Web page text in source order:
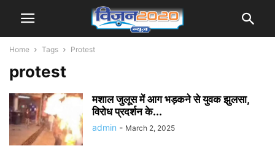
Home Tags Protest
protest
मशाल जुलूस में आग भड़कने से युवक झुलसा,
विरोध प्रदर्शन के...
admin - March 2, 2025